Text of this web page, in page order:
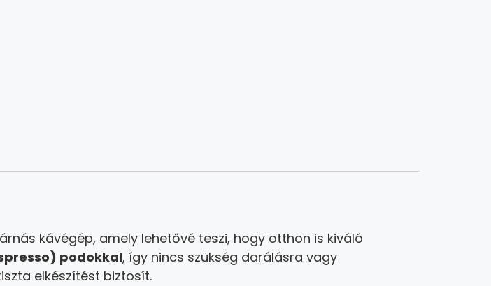
kávégép, amely lehetővé teszi, hogy otthon is kiváló
podokkal, így nincs szükség darálásra vagy
elkészítést biztosít.